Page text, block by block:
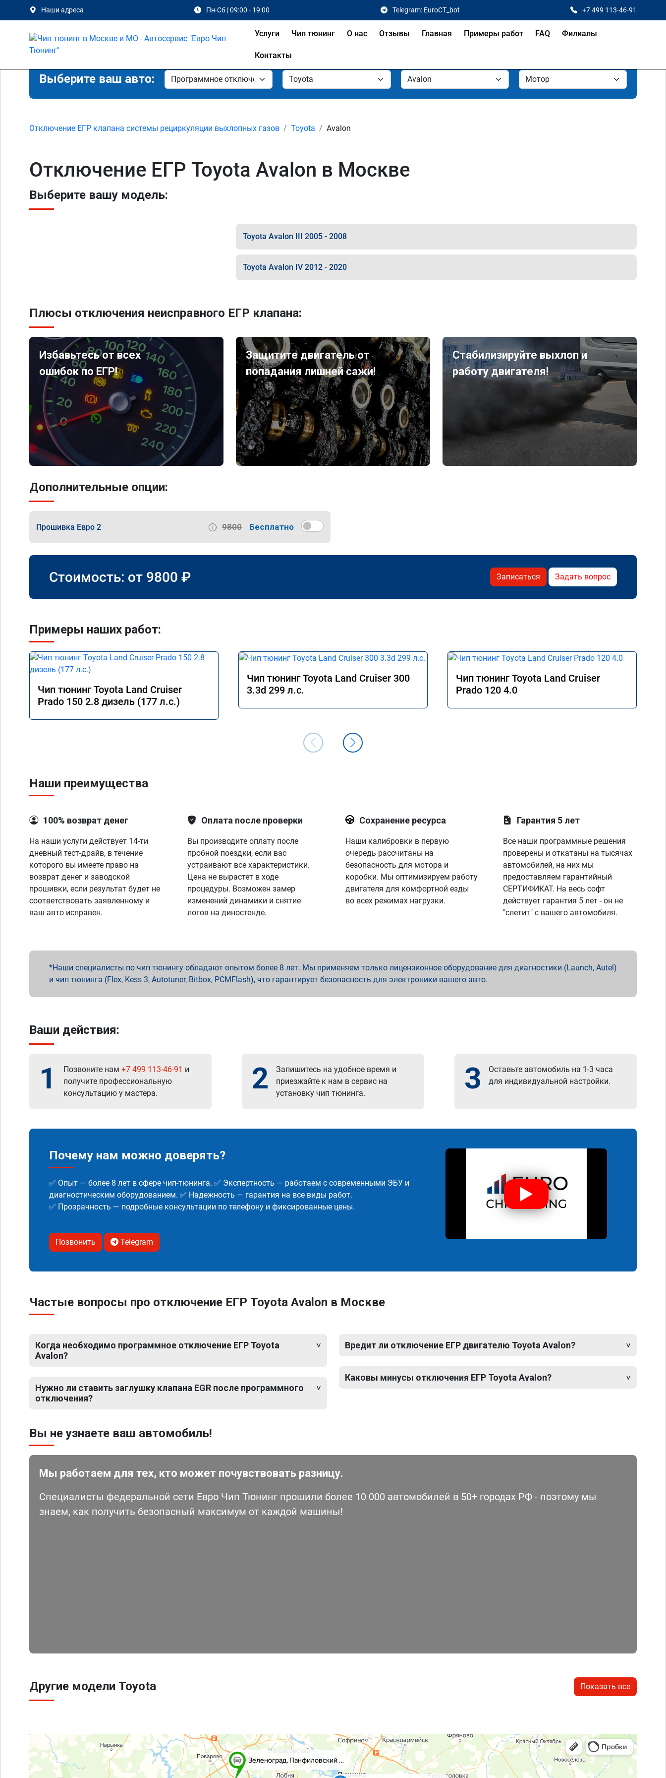
Наши адреса Пн-Сб | 09:00 - 19:00 Telegram: EuroCT_bot +7 499 113-46-91
Услуги Чип тюнинг О нас Отзывы Главная Примеры работ FAQ Филиалы
Контакты
Выберите ваш авто:
Отключение ЕГР клапана системы рециркуляции выхлопных газов Toyota Avalon
Отключение ЕГР Toyota Avalon в Москве
Выберите вашу модель:
Toyota Avalon III 2005 - 2008
Toyota Avalon IV 2012 - 2020
Плюсы отключения неисправного ЕГР клапана:
Избавьтесь от всех
ошибок по ЕГР!
Защитите двигатель от
попадания лишней сажи!
Стабилизируйте выхлоп и
работу двигателя!
Дополнительные опции:
Прошивка Евро 2 9800 Бесплатно
Стоимость: от 9800 ₽ Записаться Задать вопрос
Примеры наших работ:
Чип тюнинг Toyota Land Cruiser
Prado 150 2.8 дизель (177 л.с.)
Чип тюнинг Toyota Land Cruiser 300
3.3d 299 л.с.
Чип тюнинг Toyota Land Cruiser
Prado 120 4.0
Наши преимущества
100% возврат денег
На наши услуги действует 14-ти
дневный тест-драйв, в течение
которого вы имеете право на
возврат денег и заводской
прошивки, если результат будет не
соответствовать заявленному и
ваш авто исправен.
Оплата после проверки
Вы производите оплату после
пробной поездки, если вас
устраивают все характеристики.
Цена не вырастет в ходе
процедуры. Возможен замер
изменений динамики и снятие
логов на диностенде.
Сохранение ресурса
Наши калибровки в первую
очередь рассчитаны на
безопасность для мотора и
коробки. Мы оптимизируем работу
двигателя для комфортной езды
во всех режимах нагрузки.
Гарантия 5 лет
Все наши программные решения
проверены и откатаны на тысячах
автомобилей, на них мы
предоставляем гарантийный
СЕРТИФИКАТ. На весь софт
действует гарантия 5 лет - он не
"слетит" с вашего автомобиля.
Наши специалисты по чип тюнингу обладают опытом более 8 лет. Мы применяем только лицензионное оборудование для диагностики (Launch, Autel)
и чип тюнинга (Flex, Kess 3, Autotuner, Bitbox, PCMFlash), что гарантирует безопасность для электроники вашего авто.
Ваши действия:
1 Позвоните нам +7 499 113-46-91 и
получите профессиональную
консультацию у мастера.
2
Запишитесь на удобное время и
приезжайте к нам в сервис на
установку чип тюнинга.
3
Оставьте автомобиль на 1-3 часа
для индивидуальной настройки.
Почему нам можно доверять?
✅ Опыт — более 8 лет в сфере чип-тюнинга. ✅ Экспертность — работаем с современными ЭБУ и
диагностическим оборудованием. ✅ Надежность — гарантия на все виды работ.
✅ Прозрачность — подробные консультации по телефону и фиксированные цены.
Позвонить Telegram
Частые вопросы про отключение ЕГР Toyota Avalon в Москве
Когда необходимо программное отключение ЕГР Toyota
Avalon?
Нужно ли ставить заглушку клапана EGR после программного
отключения?
Вредит ли отключение ЕГР двигателю Toyota Avalon?
Каковы минусы отключения ЕГР Toyota Avalon?
Вы не узнаете ваш автомобиль!
Мы работаем для тех, кто может почувствовать разницу.
Специалисты федеральной сети Евро Чип Тюнинг прошили более 10 000 автомобилей в 50+ городах РФ - поэтому мы
знаем, как получить безопасный максимум от каждой машины!
Другие модели Toyota Показать все